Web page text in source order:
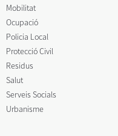
Mobilitat
Ocupació
Policia Local
Protecció Civil
Residus
Salut
Serveis Socials
Urbanisme